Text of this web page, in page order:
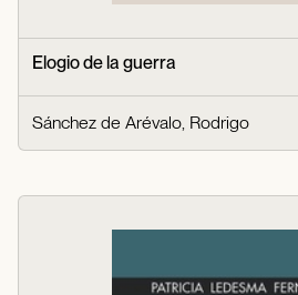
Elogio de la guerra
Sánchez de Arévalo, Rodrigo